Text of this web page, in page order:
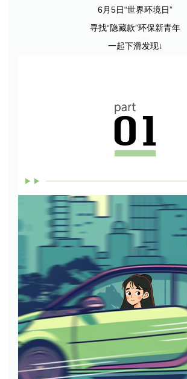
6月5日“世界环境日”
寻找“隐藏款”环保新青年
一起下滑发现↓